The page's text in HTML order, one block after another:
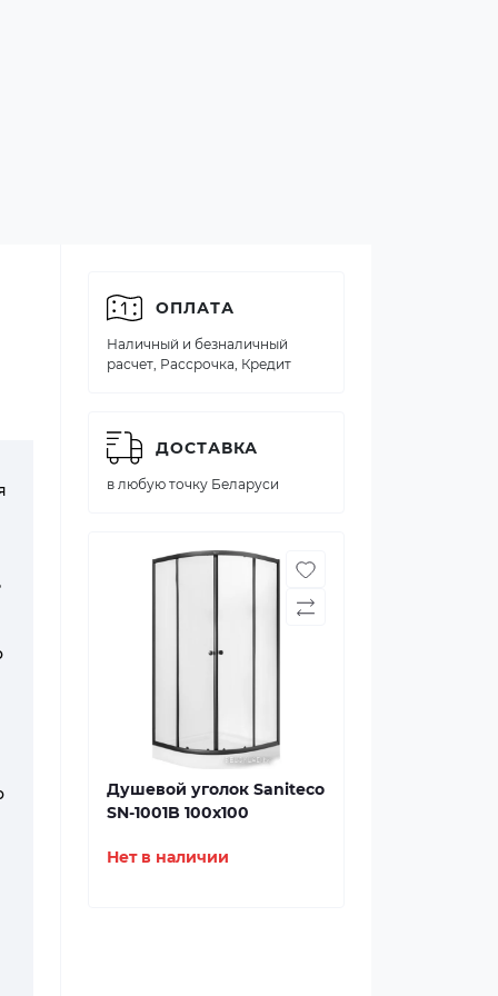
ОПЛАТА
Наличный и безналичный
расчет, Рассрочка, Кредит
ДОСТАВКА
в любую точку Беларуси
Душевой уголок Saniteco
SN-1001B 100x100
Нет в наличии